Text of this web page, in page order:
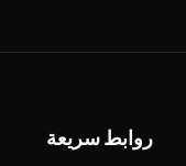
روابط سريعة